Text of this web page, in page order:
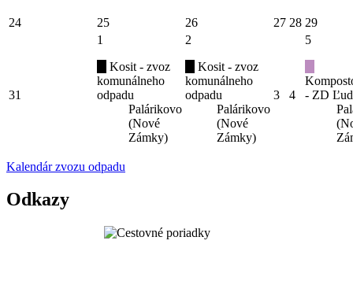
24 25 26 27 28 29
31
1
Kosit - zvoz
komunálneho
odpadu
Palárikovo
(Nové
Zámky)
2
Kosit - zvoz
komunálneho
odpadu
Palárikovo
(Nové
Zámky)
3 4
5
- ZD
Kalendár zvozu odpadu
Odkazy